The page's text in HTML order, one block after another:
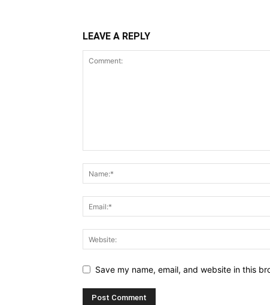
LEAVE A REPLY
Save my name, email, and website in this